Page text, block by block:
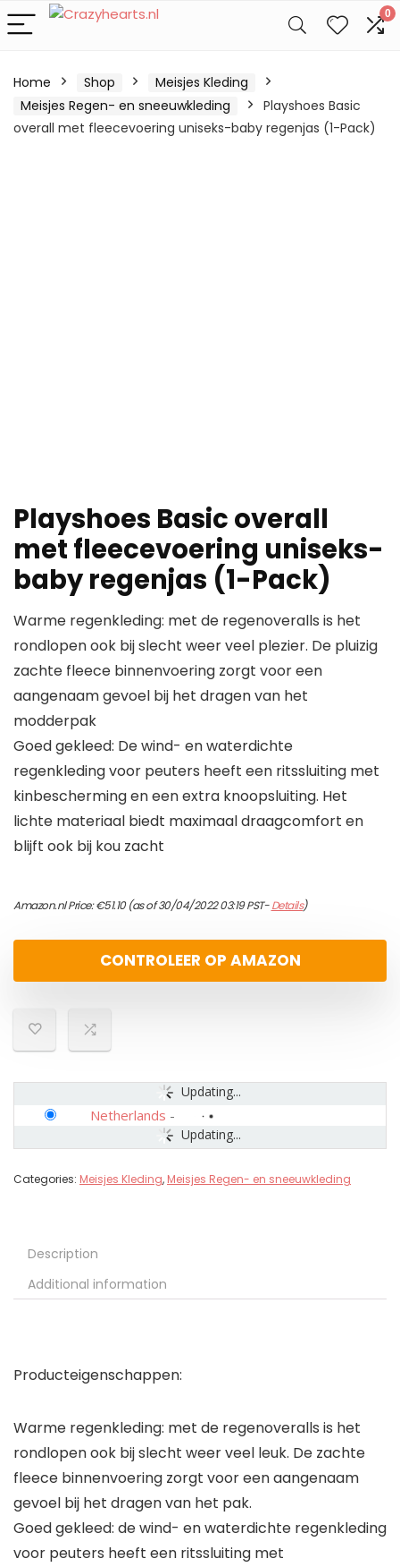
0
Home Shop
Meisjes Kleding
Meisjes Regen- en sneeuwkleding
Playshoes Basic
overall met fleecevoering uniseks-baby regenjas (1-Pack)
Playshoes Basic overall
met fleecevoering uniseks-
baby regenjas (1-Pack)
Warme regenkleding: met de regenoveralls is het
rondlopen ook bij slecht weer veel plezier. De pluizig
zachte fleece binnenvoering zorgt voor een
aangenaam gevoel bij het dragen van het
modderpak
Goed gekleed: De wind- en waterdichte
regenkleding voor peuters heeft een ritssluiting met
kinbescherming en een extra knoopsluiting. Het
lichte materiaal biedt maximaal draagcomfort en
blijft ook bij kou zacht
Amazon.nl Price:€51.10(as of 30/04/2022 03:19 PST-Details)
CONTROLEER OP AMAZON
Updating...
Updating...
Netherlands -
Categories: Meisjes Kleding, Meisjes Regen- en sneeuwkleding
Description
Additional information
Producteigenschappen:
Warme regenkleding: met de regenoveralls is het
rondlopen ook bij slecht weer veel leuk. De zachte
fleece binnenvoering zorgt voor een aangenaam
gevoel bij het dragen van het pak.
Goed gekleed: de wind- en waterdichte regenkleding
voor peuters heeft een ritssluiting met